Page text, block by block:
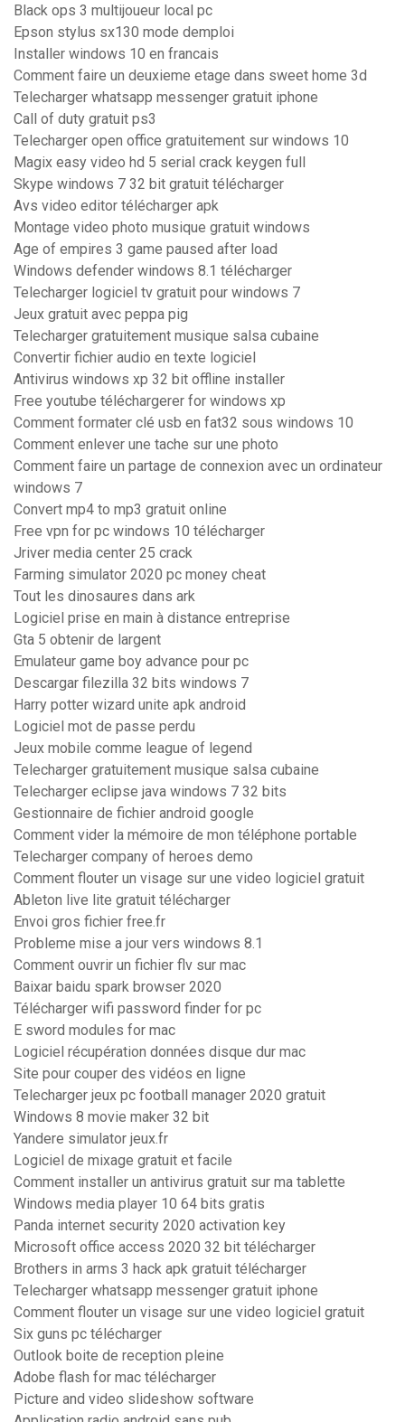
Black ops 3 multijoueur local pc
Epson stylus sx130 mode demploi
Installer windows 10 en francais
Comment faire un deuxieme etage dans sweet home 3d
Telecharger whatsapp messenger gratuit iphone
Call of duty gratuit ps3
Telecharger open office gratuitement sur windows 10
Magix easy video hd 5 serial crack keygen full
Skype windows 7 32 bit gratuit télécharger
Avs video editor télécharger apk
Montage video photo musique gratuit windows
Age of empires 3 game paused after load
Windows defender windows 8.1 télécharger
Telecharger logiciel tv gratuit pour windows 7
Jeux gratuit avec peppa pig
Telecharger gratuitement musique salsa cubaine
Convertir fichier audio en texte logiciel
Antivirus windows xp 32 bit offline installer
Free youtube téléchargerer for windows xp
Comment formater clé usb en fat32 sous windows 10
Comment enlever une tache sur une photo
Comment faire un partage de connexion avec un ordinateur
windows 7
Convert mp4 to mp3 gratuit online
Free vpn for pc windows 10 télécharger
Jriver media center 25 crack
Farming simulator 2020 pc money cheat
Tout les dinosaures dans ark
Logiciel prise en main à distance entreprise
Gta 5 obtenir de largent
Emulateur game boy advance pour pc
Descargar filezilla 32 bits windows 7
Harry potter wizard unite apk android
Logiciel mot de passe perdu
Jeux mobile comme league of legend
Telecharger gratuitement musique salsa cubaine
Telecharger eclipse java windows 7 32 bits
Gestionnaire de fichier android google
Comment vider la mémoire de mon téléphone portable
Telecharger company of heroes demo
Comment flouter un visage sur une video logiciel gratuit
Ableton live lite gratuit télécharger
Envoi gros fichier free.fr
Probleme mise a jour vers windows 8.1
Comment ouvrir un fichier flv sur mac
Baixar baidu spark browser 2020
Télécharger wifi password finder for pc
E sword modules for mac
Logiciel récupération données disque dur mac
Site pour couper des vidéos en ligne
Telecharger jeux pc football manager 2020 gratuit
Windows 8 movie maker 32 bit
Yandere simulator jeux.fr
Logiciel de mixage gratuit et facile
Comment installer un antivirus gratuit sur ma tablette
Windows media player 10 64 bits gratis
Panda internet security 2020 activation key
Microsoft office access 2020 32 bit télécharger
Brothers in arms 3 hack apk gratuit télécharger
Telecharger whatsapp messenger gratuit iphone
Comment flouter un visage sur une video logiciel gratuit
Six guns pc télécharger
Outlook boite de reception pleine
Adobe flash for mac télécharger
Picture and video slideshow software